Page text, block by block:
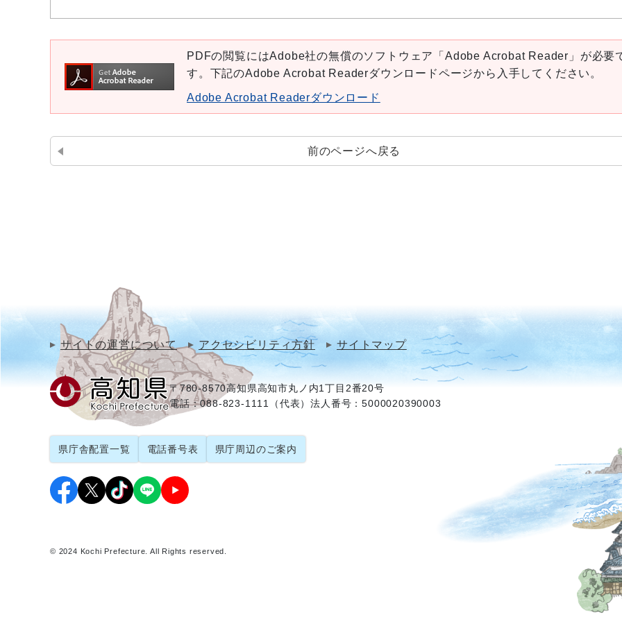
PDFの閲覧にはAdobe社の無償のソフトウェア「Adobe Acrobat Reader」が必要
す。下記のAdobe Acrobat Readerダウンロードページから入手してください。
Adobe Acrobat Readerダウンロード
前のページへ戻る
サイトの運営について アクセシビリティ方針 サイトマップ
〒780-8570高知県高知市丸ノ内1丁目2番20号
電話：088-823-1111（代表）法人番号：5000020390003
県庁舎配置一覧 電話番号表 県庁周辺のご案内
© 2024 Kochi Prefecture. All Rights reserved.